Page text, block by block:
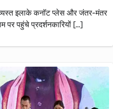
व्यस्त इलाके कनॉट प्लेस और जंतर-मंतर
पर पहुंचे प्रदर्शनकारियों […]